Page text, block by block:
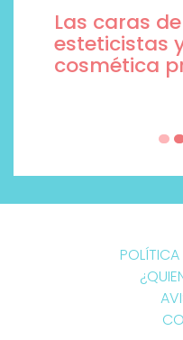
Las caras
esteticistas
cosmética